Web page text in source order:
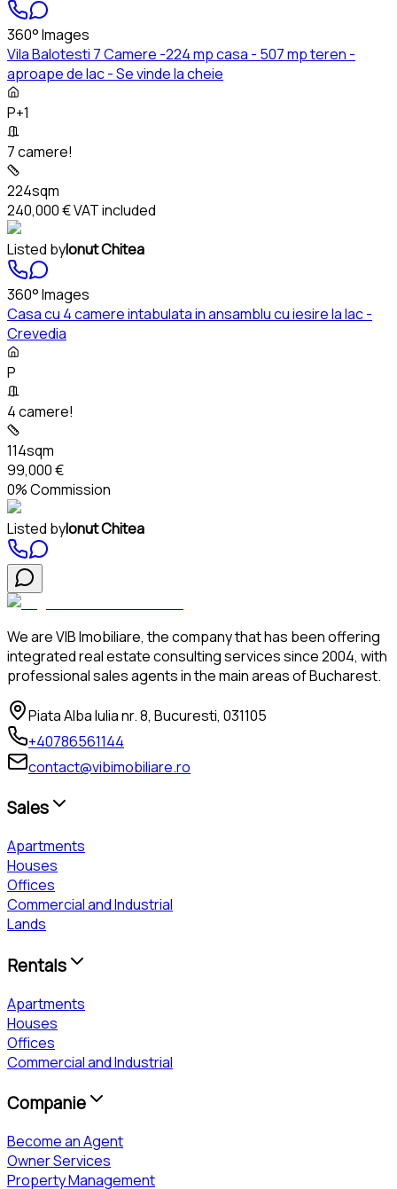
360° Images
Vila Balotesti 7 Camere -224 mp casa - 507 mp teren -
aproape de lac - Se vinde la cheie
P+1
7 camere!
224sqm
240,000 €VAT included
Listed byIonut Chitea
360° Images
Casa cu 4 camere intabulata in ansamblu cu iesire la lac -
Crevedia
P
4 camere!
114sqm
99,000 €
0% Commission
Listed byIonut Chitea
We are VIB Imobiliare, the company that has been offering
integrated real estate consulting services since 2004, with
professional sales agents in the main areas of Bucharest.
Piata Alba Iulia nr. 8, Bucuresti, 031105
+40786561144
contact@vibimobiliare.ro
Sales
Apartments
Houses
Offices
Commercial and Industrial
Lands
Rentals
Apartments
Houses
Offices
Commercial and Industrial
Companie
Become an Agent
Owner Services
Property Management